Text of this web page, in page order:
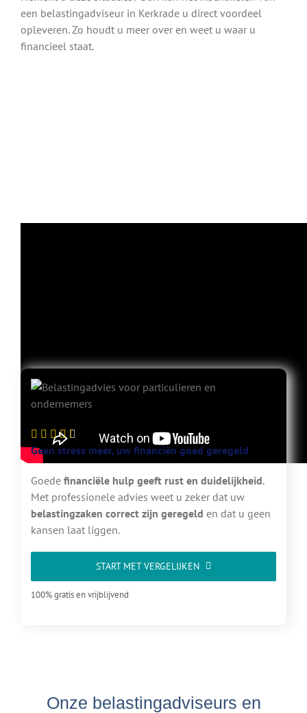
een belastingadviseur in Kerkrade u direct voordeel
opleveren. Zo houdt u meer over en weet u waar u
financieel staat.
Geen stress meer, uw financiën goed geregeld
Goede financiële hulp geeft rust en duidelijkheid.
Met professionele advies weet u zeker dat uw
belastingzaken correct zijn geregeld en dat u geen
kansen laat liggen.
START MET VERGELIJKEN
100% gratis en vrijblijvend
Onze belastingadviseurs en